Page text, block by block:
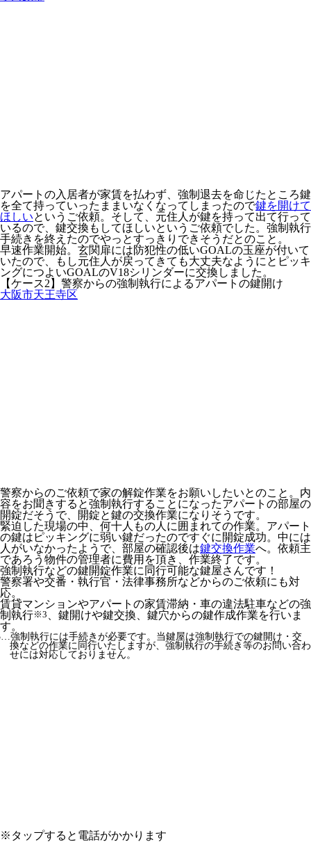
アパートの入居者が家賃を払わず、強制退去を命じたところ鍵
を全て持っていったままいなくなってしまったので鍵を開けて
ほしいというご依頼。そして、元住人が鍵を持って出て行って
いるので、鍵交換もしてほしいというご依頼でした。強制執行
手続きを終えたのでやっとすっきりできそうだとのこと。
早速作業開始。玄関扉には防犯性の低いGOALの玉座が付いて
いたので、もし元住人が戻ってきても大丈夫なようにとピッキ
ングにつよいGOALのV18シリンダーに交換しました。
【ケース2】警察からの強制執行によるアパートの鍵開け
大阪市天王寺区
警察からのご依頼で家の解錠作業をお願いしたいとのこと。内
容をお聞きすると強制執行することになったアパートの部屋の
開錠だそうで、開錠と鍵の交換作業になりそうです。
緊迫した現場の中、何十人もの人に囲まれての作業。アパート
の鍵はピッキングに弱い鍵だったのですぐに開錠成功。中には
人がいなかったようで、部屋の確認後は鍵交換作業へ。依頼主
であろう物件の管理者に費用を頂き、作業終了です。
強制執行などの鍵開錠作業に同行可能な鍵屋さんです！
警察署や交番・執行官・法律事務所などからのご依頼にも対
応。
賃貸マンションやアパートの家賃滞納・車の違法駐車などの強
制執行※3
、鍵開けや鍵交換、鍵穴からの鍵作成作業を行いま
す。
強制執行には手続きが必要です。当鍵屋は強制執行での鍵開け・交
換などの作業に同行いたしますが、強制執行の手続き等のお問い合わ
せには対応しておりません。
※タップすると電話がかかります